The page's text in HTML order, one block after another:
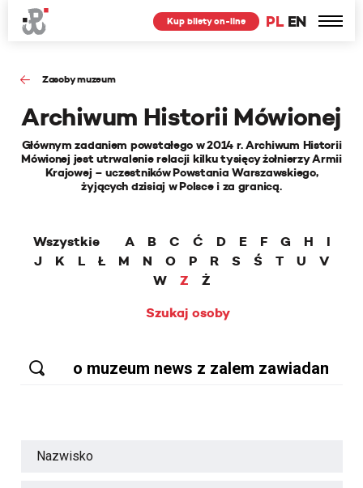
PL EN
Kup bilety on-line
Zasoby muzeum
Archiwum Historii Mówionej
Głównym zadaniem powstałego w 2014 r. Archiwum Historii
Mówionej jest utrwalenie relacji kilku tysięcy żołnierzy Armii
Krajowej – uczestników Powstania Warszawskiego,
żyjących dzisiaj w Polsce i za granicą.
Wszystkie A B C Ć D E F G H
I
J
K L Ł M N O P R S Ś T U
V
W
Z
Ż
Szukaj osoby
Nazwisko